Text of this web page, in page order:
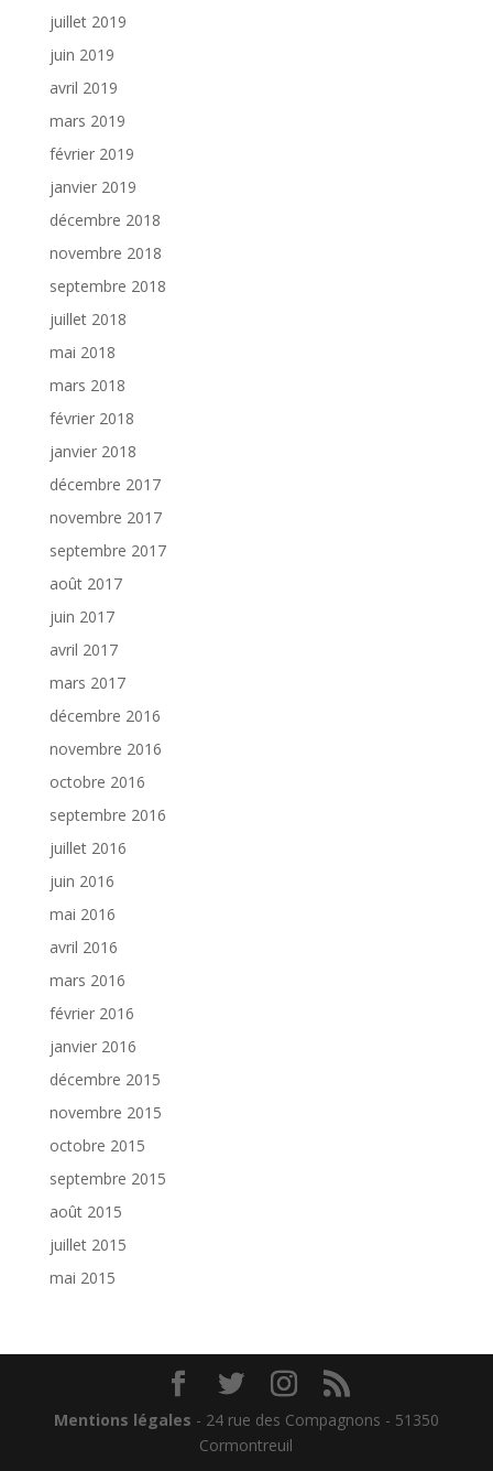
juillet 2019
juin 2019
avril 2019
mars 2019
février 2019
janvier 2019
décembre 2018
novembre 2018
septembre 2018
juillet 2018
mai 2018
mars 2018
février 2018
janvier 2018
décembre 2017
novembre 2017
septembre 2017
août 2017
juin 2017
avril 2017
mars 2017
décembre 2016
novembre 2016
octobre 2016
septembre 2016
juillet 2016
juin 2016
mai 2016
avril 2016
mars 2016
février 2016
janvier 2016
décembre 2015
novembre 2015
octobre 2015
septembre 2015
août 2015
juillet 2015
mai 2015
Mentions légales - 24 rue des Compagnons - 51350
Cormontreuil